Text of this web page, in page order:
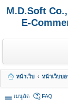
M.D.Soft
E-
หน้าเว็บ
หน้าเว็บบอ
เมนูลัด
FAQ